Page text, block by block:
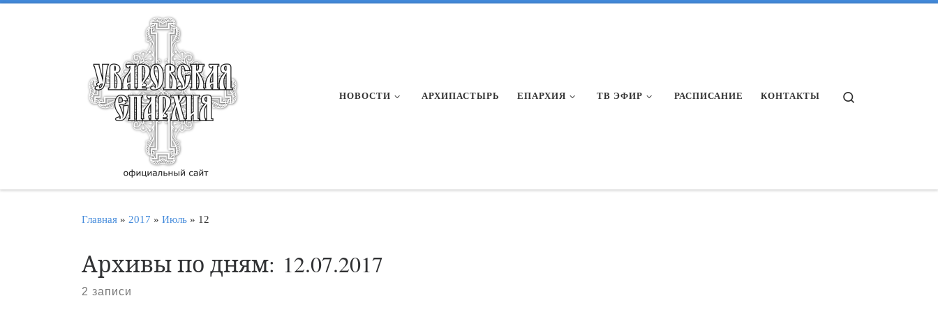
НОВОСТИ АРХИПАСТЫРЬ ЕПАРХИЯ ТВ ЭФИР РАСПИСАНИЕ КОНТАКТЫ
Главная » 2017 » Июль » 12
Архивы по дням: 12.07.2017
2 записи